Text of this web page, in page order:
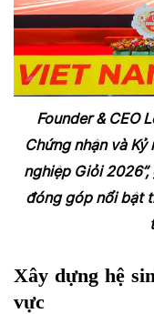
Founder & CEO
Chứng nhận và Kỷ
nghiệp Giỏi
đóng góp nổi bật
Xây dựng hệ
vực